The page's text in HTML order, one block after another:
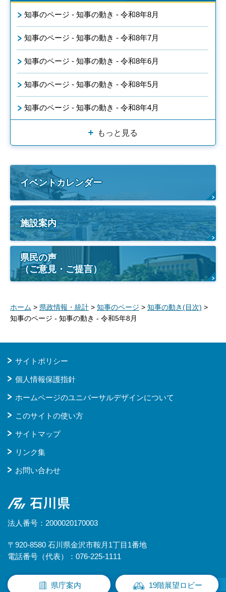
知事のページ - 知事の動き - 令和8年8月
知事のページ - 知事の動き - 令和8年7月
知事のページ - 知事の動き - 令和8年6月
知事のページ - 知事の動き - 令和8年5月
知事のページ - 知事の動き - 令和8年4月
もっと見る
イベントカレンダー
施設案内
県民の声
（ご意見・ご提言）
ホーム > 県政情報・統計 > 知事のページ > 知事の動き(目次) >
知事のページ - 知事の動き - 令和5年8月
サイトポリシー
個人情報保護指針
ホームページのユニバーサルデザインについて
このサイトの使い方
サイトマップ
リンク集
お問い合わせ
石川県
法人番号：2000020170003
〒920-8580 石川県金沢市鞍月1丁目1番地
電話番号（代表）：076-225-1111
県庁案内 19階展望ロビー